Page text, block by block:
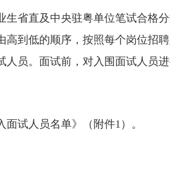
省直及中央驻粤单位笔试合格
到低的顺序，按照每个岗位招
员。面试前，对入围面试人员
试人员名单》（附件1）。